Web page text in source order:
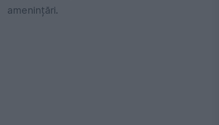
amenințări.